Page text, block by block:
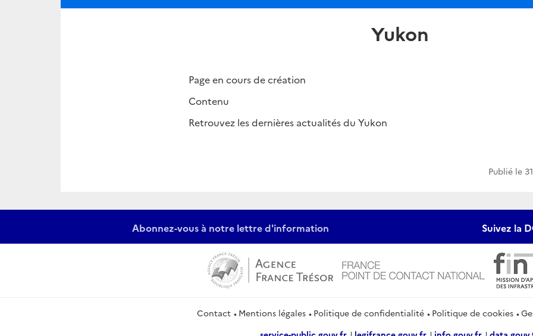
Yukon
Page en cours de création
Contenu
Retrouvez les dernières actualités du Yukon
Publié le
Abonnez-vous à notre lettre d'information Suivez la
Contact Mentions légales Politique de confidentialité Politique de cookies